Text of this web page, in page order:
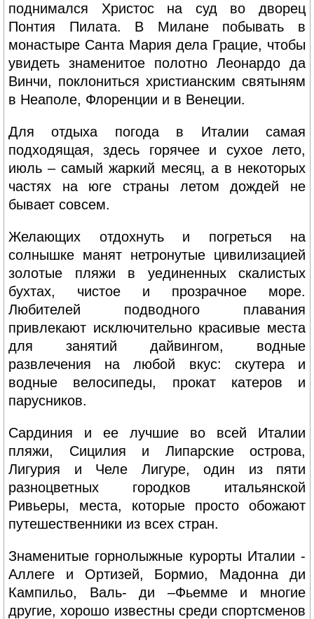
поднимался Христос на суд во дворец
Понтия Пилата. В Милане побывать в
монастыре Санта Мария дела Грацие, чтобы
увидеть знаменитое полотно Леонардо да
Винчи, поклониться христианским святыням
в Неаполе, Флоренции и в Венеции.
Для отдыха погода в Италии самая
подходящая, здесь горячее и сухое лето,
июль – самый жаркий месяц, а в некоторых
частях на юге страны летом дождей не
бывает совсем.
Желающих отдохнуть и погреться на
солнышке манят нетронутые цивилизацией
золотые пляжи в уединенных скалистых
бухтах, чистое и прозрачное море.
Любителей подводного плавания
привлекают исключительно красивые места
для занятий дайвингом, водные
развлечения на любой вкус: скутера и
водные велосипеды, прокат катеров и
парусников.
Сардиния и ее лучшие во всей Италии
пляжи, Сицилия и Липарские острова,
Лигурия и Челе Лигуре, один из пяти
разноцветных городков итальянской
Ривьеры, места, которые просто обожают
путешественники из всех стран.
Знаменитые горнолыжные курорты Италии -
Аллеге и Ортизей, Бормио, Мадонна ди
Кампильо, Валь- ди –Фьемме и многие
другие, хорошо известны среди спортсменов